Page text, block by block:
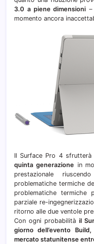
3.0 a piene dimensioni
momento ancora
Il Surface Pro 4 sfrutterà
quinta generazione in
prestazionale
problematiche termiche
problematiche
parziale re-
ritorno alle due ventole
Con ogni probabilitàil
giorno dell’evento
mercato statunitense